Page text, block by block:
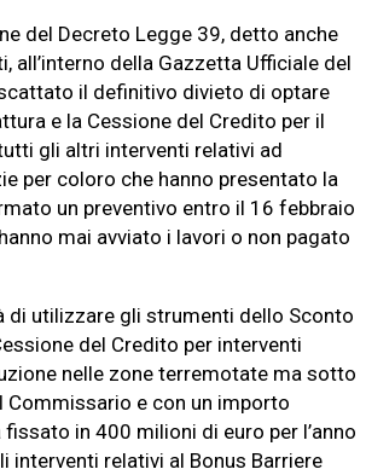
del Decreto Legge 39, detto anche
all’interno della Gazzetta Ufficiale del
il definitivo divieto di optare
e la Cessione del Credito per il
gli altri interventi relativi ad
per coloro che hanno presentato la
un preventivo entro il 16 febbraio
mai avviato i lavori o non pagato
di utilizzare gli strumenti dello Sconto
del Credito per interventi
nelle zone terremotate ma sotto
Commissario e con un importo
in 400 milioni di euro per l’anno
interventi relativi al Bonus Barriere